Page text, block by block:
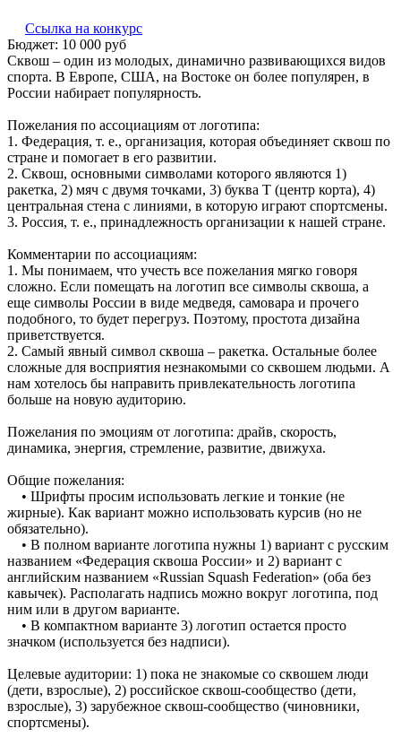
Ссылка на конкурс
Бюджет: 10 000 руб
Сквош – один из молодых, динамично развивающихся видов
спорта. В Европе, США, на Востоке он более популярен, в
России набирает популярность.
Пожелания по ассоциациям от логотипа:
1. Федерация, т. е., организация, которая объединяет сквош по
стране и помогает в его развитии.
2. Сквош, основными символами которого являются 1)
ракетка, 2) мяч с двумя точками, 3) буква Т (центр корта), 4)
центральная стена с линиями, в которую играют спортсмены.
3. Россия, т. е., принадлежность организации к нашей стране.
Комментарии по ассоциациям:
1. Мы понимаем, что учесть все пожелания мягко говоря
сложно. Если помещать на логотип все символы сквоша, а
еще символы России в виде медведя, самовара и прочего
подобного, то будет перегруз. Поэтому, простота дизайна
приветствуется.
2. Самый явный символ сквоша – ракетка. Остальные более
сложные для восприятия незнакомыми со сквошем людьми. А
нам хотелось бы направить привлекательность логотипа
больше на новую аудиторию.
Пожелания по эмоциям от логотипа: драйв, скорость,
динамика, энергия, стремление, развитие, движуха.
Общие пожелания:
• Шрифты просим использовать легкие и тонкие (не
жирные). Как вариант можно использовать курсив (но не
обязательно).
• В полном варианте логотипа нужны 1) вариант с русским
названием «Федерация сквоша России» и 2) вариант с
английским названием «Russian Squash Federation» (оба без
кавычек). Располагать надпись можно вокруг логотипа, под
ним или в другом варианте.
• В компактном варианте 3) логотип остается просто
значком (используется без надписи).
Целевые аудитории: 1) пока не знакомые со сквошем люди
(дети, взрослые), 2) российское сквош-сообщество (дети,
взрослые), 3) зарубежное сквош-сообщество (чиновники,
спортсмены).